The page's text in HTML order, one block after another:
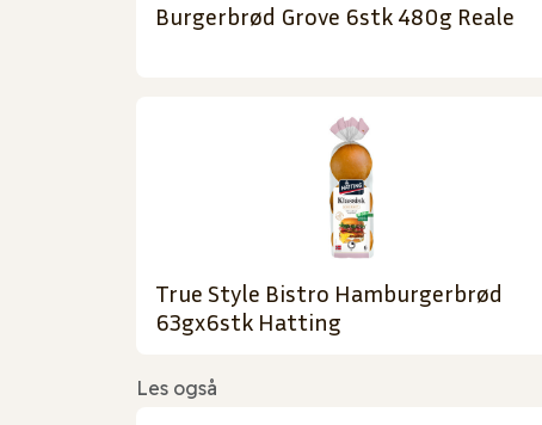
Burgerbrød Grove 6stk 480g Reale
True Style Bistro Hamburgerbrød
63gx6stk Hatting
Les også